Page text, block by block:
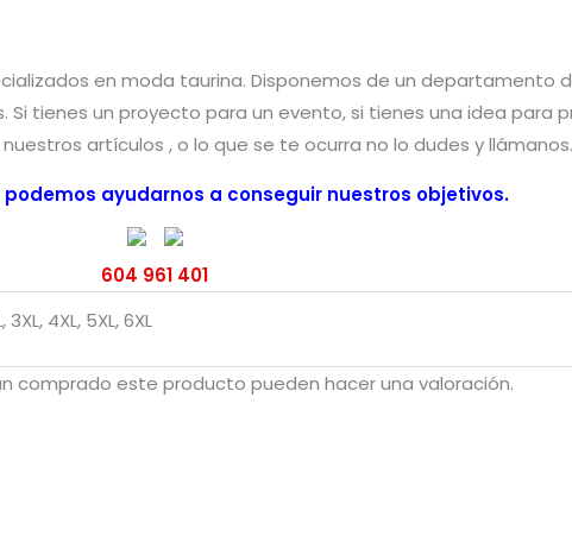
en moda taurina. Disponemos de un departamento
tienes un proyecto para un evento, si tienes una idea para
artículos , o lo que se te ocurra no lo dudes y llámanos.
podemos ayudarnos a conseguir nuestros objetivos.
604 961 401
4XL, 5XL, 6XL
comprado este producto pueden hacer una valoración.